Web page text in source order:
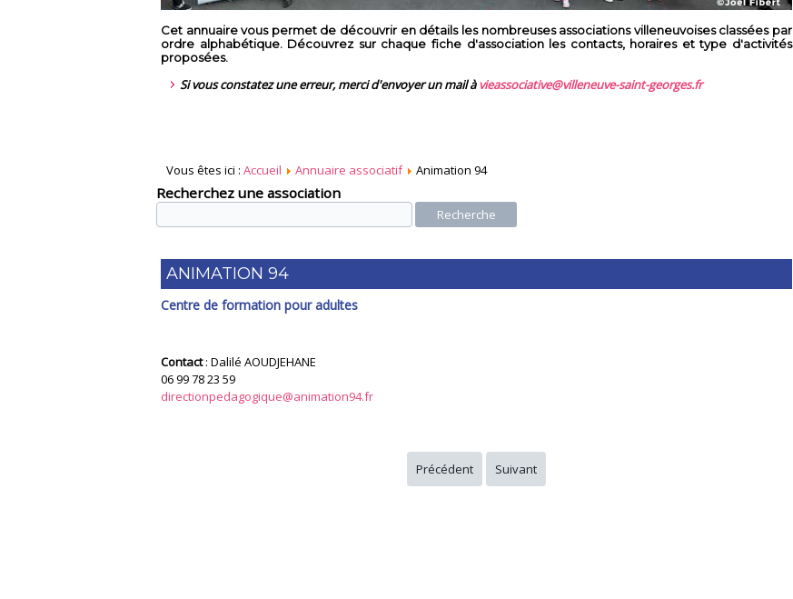
Cet annuaire vous permet de découvrir en détails les nombreuses associations villeneuvoises classées par
ordre alphabétique. Découvrez sur chaque fiche d'association les contacts, horaires et type d'activités
proposées.
Si vous constatez une erreur, merci d'envoyer un mail àvieassociative@villeneuve-saint-georges.fr
Vous êtes ici : Accueil Annuaire associatif Animation 94
Recherchez une association
Recherche
ANIMATION 94
Centre de formation pour adultes
Contact: Dalilé AOUDJEHANE
06 99 78 23 59
directionpedagogique@animation94.fr
Précédent Suivant